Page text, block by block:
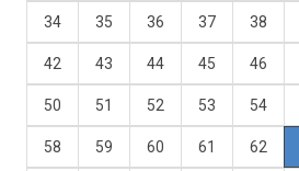
34 35 36 37 38
42 43 44 45 46
50 51 52 53 54
58 59 60 61 62